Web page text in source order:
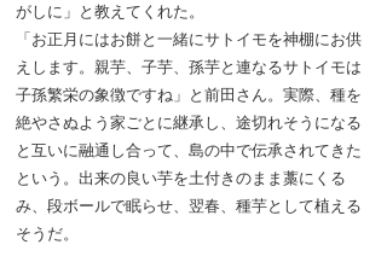
がしに」と教えてくれた。
「お正月にはお餅と一緒にサトイモを神棚にお供
えします。親芋、子芋、孫芋と連なるサトイモは
子孫繁栄の象徴ですね」と前田さん。実際、種を
絶やさぬよう家ごとに継承し、途切れそうになる
と互いに融通し合って、島の中で伝承されてきた
という。出来の良い芋を土付きのまま藁にくる
み、段ボールで眠らせ、翌春、種芋として植える
そうだ。